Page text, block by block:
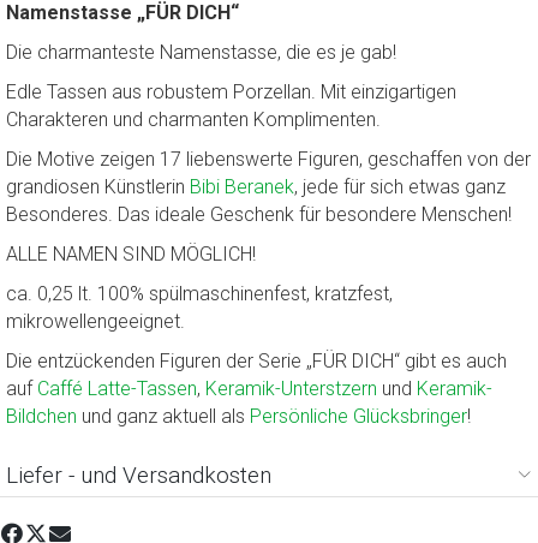
Namenstasse „FÜR DICH“
Die charmanteste Namenstasse, die es je gab!
Edle Tassen aus robustem Porzellan. Mit einzigartigen
Charakteren und charmanten Komplimenten.
Die Motive zeigen 17 liebenswerte Figuren, geschaffen von der
grandiosen Künstlerin Bibi Beranek, jede für sich etwas ganz
Besonderes. Das ideale Geschenk für besondere Menschen!
ALLE NAMEN SIND MÖGLICH!
ca. 0,25 lt. 100% spülmaschinenfest, kratzfest,
mikrowellengeeignet.
Die entzückenden Figuren der Serie „FÜR DICH“ gibt es auch
auf Caffé Latte-Tassen, Keramik-Unterstzern und Keramik-
Bildchen und ganz aktuell als Persönliche Glücksbringer!
Liefer - und Versandkosten